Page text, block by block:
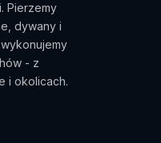
Pierzemy
dywany i
- z
i okolicach.